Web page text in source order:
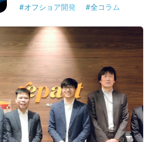
#オフショア開発
#全コラム